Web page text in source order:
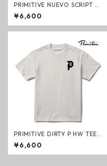
PRIMITIVE NUEVO SCRIPT H
W TEE WHITE ヘビーウェイ
トTシャツ ホワイト プリミテ
ィブ
¥6,600
PRIMITIVE DIRTY P HW TEE
NATURAL ヘビーウェイトTシ
ャツ ナチュラル プリミティブ
¥6,600